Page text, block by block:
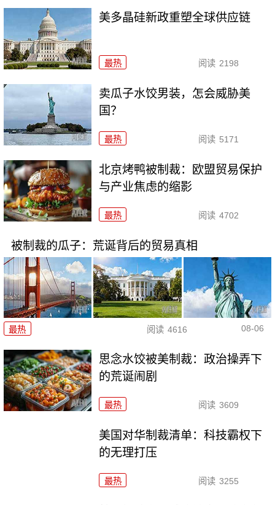
美多晶硅新政重塑全球供应链
最热 阅读 2198
卖瓜子水饺男装，怎会威胁美
国？
最热 阅读 5171
北京烤鸭被制裁：欧盟贸易保护
与产业焦虑的缩影
最热 阅读 4702
被制裁的瓜子：荒诞背后的贸易真相
最热 阅读 4616 08-06
思念水饺被美制裁：政治操弄下
的荒诞闹剧
最热 阅读 3609
美国对华制裁清单：科技霸权下
的无理打压
最热 阅读 3255